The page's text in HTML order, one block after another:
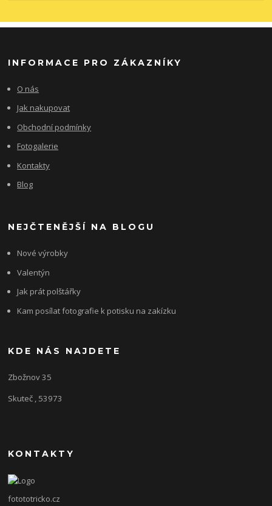
INFORMACE PRO ZÁKAZNÍKY
O nás
Jak nakupovat
Obchodní podmínky
Fotogalerie
Kontakty
Blog
NEJČTENĚJŠÍ NA BLOGU
Nové výrobky
Valentýn
Jak prát polštářky
Kam posílat fotografie k potisku na zakízku
KDE NÁS NAJDETE
Zbožnov 35
Skuteč , 53973
KONTAKTY
fotototricko.cz